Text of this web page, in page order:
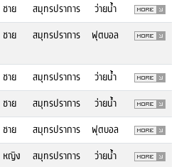
ชาย สมุทรปราการ
ว่ายน้ำ
ชาย สมุทรปราการ ฟุตบอล
ชาย สมุทรปราการ
ว่ายน้ำ
ชาย สมุทรปราการ
ว่ายน้ำ
ชาย สมุทรปราการ
ฟุตบอล
หญิง สมุทรปราการ
ว่ายน้ำ